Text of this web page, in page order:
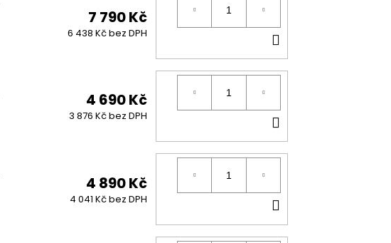
7 790 Kč
6 438 Kč bez DPH
KOŠÍKU
4 690 Kč
3 876 Kč bez DPH
KOŠÍKU
4 890 Kč
4 041 Kč bez DPH
KOŠÍKU